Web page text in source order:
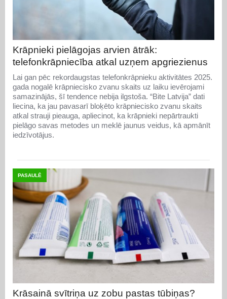
Krāpnieki pielāgojas arvien ātrāk:
telefonkrāpniecība atkal uzņem apgriezienus
Lai gan pēc rekordaugstas telefonkrāpnieku aktivitātes 2025.
gada nogalē krāpniecisko zvanu skaits uz laiku ievērojami
samazinājās, šī tendence nebija ilgstoša. “Bite Latvija” dati
liecina, ka jau pavasarī bloķēto krāpniecisko zvanu skaits
atkal strauji pieauga, apliecinot, ka krāpnieki nepārtraukti
pielāgo savas metodes un meklē jaunus veidus, kā apmānīt
iedzīvotājus.
PASAULĒ
Krāsainā svītriņa uz zobu pastas tūbiņas?